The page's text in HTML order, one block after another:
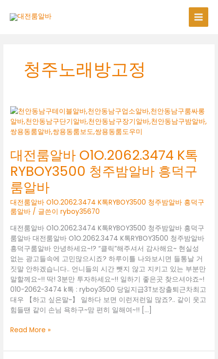
청주노래방고정
대전룸알바 O1O.2062.3474 K톡
RYBOY3500 청주밤알바 흥덕구
룸알바
대전룸알바 O1O.2062.3474 K톡RYBOY3500 청주밤알바 흥덕구
룸알바 / 글쓴이ryboy35670
대전룸알바 O1O.2062.3474 K톡RYBOY3500 청주밤알바 흥덕구
룸알바 대전룸알바 O1O.2062.3474 K톡RYBOY3500 청주밤알바
흥덕구룸알바 안녕하세요~!? “클릭”해주셔서 감사해요~ 현실성
없는 광고들속에 고민많으시죠? 하루이틀 나와보시면 들통날 거
짓말 안하겠습니다.. 언니들의 시간 뺏지 않고 지키고 있는 부분만
말할께요~!! 딱! 3분만 투자하세요~!! 일하기 좋은곳 찾으셔야죠~!
010-2062-3474 k톡 : ryboy3500 당일지급3T보장출퇴근차최고
대우 【하고 싶은말~】 일하다 보면 이런저런일 많죠?.. 같이 웃고
힘들땐 같이 손님 욕하구~맘 편히 일해여~!! […]
대
룸
Read More »